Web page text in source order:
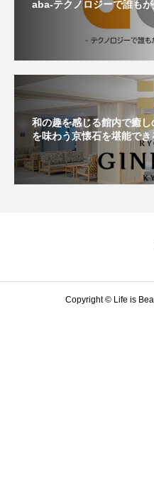
aba-テクノロジーで誰もが
和の趣を感じる館内で癒
を味わう京懐石を堪能でき
Copyright © Life is